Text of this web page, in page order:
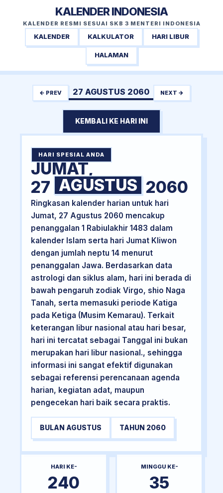
KALENDER INDONESIA
KALENDER RESMI SESUAI SKB 3 MENTERI INDONESIA
KALENDER KALKULATOR HARI LIBUR
HALAMAN
← PREV 27 AGUSTUS 2060 NEXT →
KEMBALI KE HARI INI
HARI SPESIAL ANDA
JUMAT,
27 AGUSTUS 2060
Ringkasan kalender harian untuk hari
Jumat, 27 Agustus 2060 mencakup
penanggalan 1 Rabiulakhir 1483 dalam
kalender Islam serta hari Jumat Kliwon
dengan jumlah neptu 14 menurut
penanggalan Jawa. Berdasarkan data
astrologi dan siklus alam, hari ini berada di
bawah pengaruh zodiak Virgo, shio Naga
Tanah, serta memasuki periode Katiga
pada Ketiga (Musim Kemarau). Terkait
keterangan libur nasional atau hari besar,
hari ini tercatat sebagai Tanggal ini bukan
merupakan hari libur nasional., sehingga
informasi ini sangat efektif digunakan
sebagai referensi perencanaan agenda
harian, kegiatan adat, maupun
pengecekan hari baik secara praktis.
BULAN AGUSTUS TAHUN 2060
HARI KE-
240
MINGGU KE-
35